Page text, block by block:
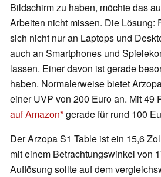
Bildschirm zu haben, möchte das
Arbeiten nicht missen. Die Lösung:
sich nicht nur an Laptops und
auch an Smartphones und
lassen. Einer davon ist gerade
haben. Normalerweise bietet
einer UVP von 200 Euro an. Mit 49
auf Amazon gerade für rund 100
Der Arzopa S1 Table ist ein 15,6
mit einem Betrachtungswinkel von
Auflösung sollte auf dem